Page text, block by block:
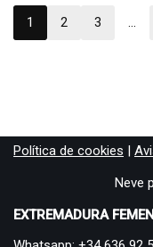
1 2 3 …
Política de cookies |
Neve
EXTREMADURA